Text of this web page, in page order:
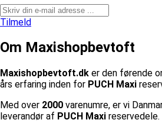
Tilmeld
Om Maxishopbevtoft
Maxishopbevtoft.dk er den førende
års erfaring inden for PUCH Maxi
Med over 2000 varenumre, er vi
leverandør af PUCH Maxi reservedele.